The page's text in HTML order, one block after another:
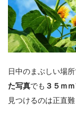
日中のまぶしい場
た写真でも ３５ｍ
見つけるのは正直